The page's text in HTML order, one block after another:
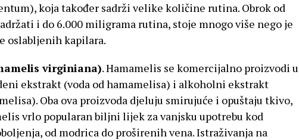
koja također sadrži velike količine rutina. Obrok od
i do 6.000 miligrama rutina, stoje mnogo više nego je
oslabljenih kapilara.
virginiana). Hamamelis se komercijalno proizvodi u
ekstrakt (voda od hamamelisa) i alkoholni ekstrakt
Oba ova proizvoda djeluju smirujuće i opuštaju tkivo,
vrlo popularan biljni lijek za vanjsku upotrebu kod
od modrica do proširenih vena. Istraživanja na